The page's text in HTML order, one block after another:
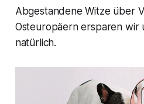
Abgestandene Witze über
Osteuropäern ersparen wir
natürlich.